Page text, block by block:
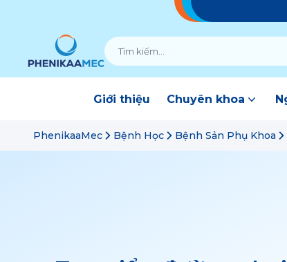
Giới thiệu Chuyên khoa
PhenikaaMec Bệnh Học Bệnh Sản Phụ Khoa